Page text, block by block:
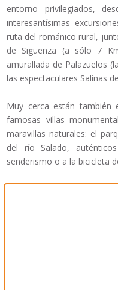
entorno privilegiados,
interesantísimas
ruta del románico rural,
de Sigüenza (a sólo 7
amurallada de Palazuelos
las espectaculares Salinas
Muy cerca están también
famosas villas
maravillas naturales: el
del río Salado,
senderismo o a la bicicleta